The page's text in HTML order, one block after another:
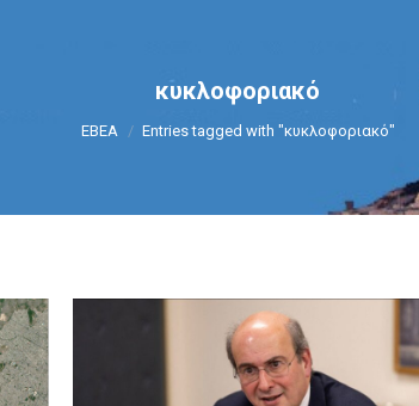
κυκλοφοριακό
You are here:
ΕΒΕΑ Entries tagged with "κυκλοφοριακό"